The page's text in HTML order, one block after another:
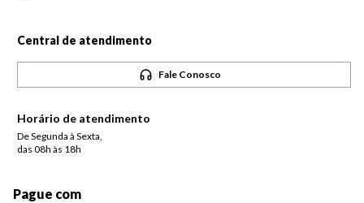
Central de atendimento
Fale Conosco
Horário de atendimento
De Segunda à Sexta,
das 08h às 18h
Pague com